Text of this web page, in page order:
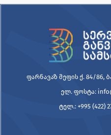
ფარნავაზ მეფის ქ. 84/86,
ელ. ფოსტა:
ტელ.: +995 (422)